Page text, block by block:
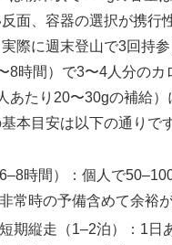
面、容器の選択が携行
際に週末登山で3回持
8時間）で3〜4人分のカ
あたり20〜30gの補給）
本目安は以下の通りです
時間）：個人で
常時の予備含めて余裕
期縦走（1–2泊）：1日